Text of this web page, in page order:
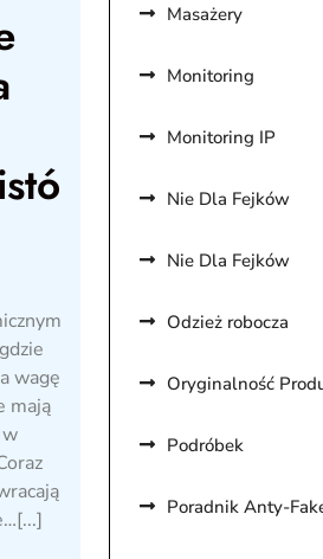
wagę
mają
Masażery
Monitoring
Monitoring IP
Nie Dla Fejków
Nie Dla Fejków
Odzież robocza
Oryginalność
Podróbek
Poradnik Anty-